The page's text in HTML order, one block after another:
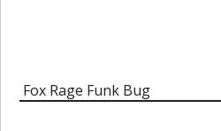
Fox Rage Funk Bug